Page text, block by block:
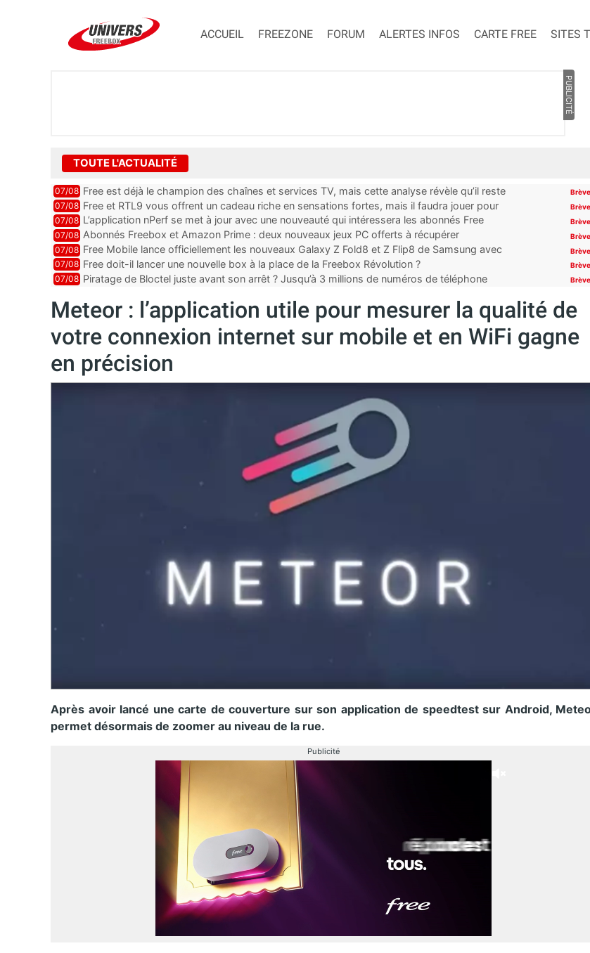
ACCUEIL FREEZONE FORUM ALERTES INFOS CARTE FREE SITES
PUBLICITÉ
TOUTE L'ACTUALITÉ
07/08 Free est déjà le champion des chaînes et services TV, mais cette analyse révèle qu’il reste
encore au moin...
07/08 Free et RTL9 vous offrent un cadeau riche en sensations fortes, mais il faudra jouer pour
l’obtenir
07/08 L’application nPerf se met à jour avec une nouveauté qui intéressera les abonnés Free
Mobile, Orange, SFR ...
07/08 Abonnés Freebox et Amazon Prime : deux nouveaux jeux PC offerts à récupérer
07/08 Free Mobile lance officiellement les nouveaux Galaxy Z Fold8 et Z Flip8 de Samsung avec
des promos et des cadeaux
07/08 Free doit-il lancer une nouvelle box à la place de la Freebox Révolution ?
07/08 Piratage de Bloctel juste avant son arrêt ? Jusqu’à 3 millions de numéros de téléphone
Meteor : l’application utile pour mesurer la qualité de
votre connexion internet sur mobile et en WiFi gagne
en précision
Après avoir lancé une carte de couverture sur son application de speedtest sur Android,
permet désormais de zoomer au niveau de la rue.
Publicité